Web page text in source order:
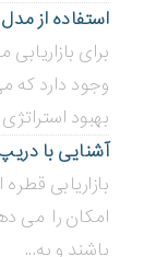
استفاده از مدل RACE در بازاریابی دیجیتال
برای
وجود دارد که
بهبود
آشنایی با
امکان را می
باشند و به...